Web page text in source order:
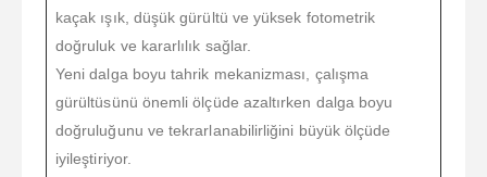
kaçak ışık, düşük gürültü ve yüksek fotometrik
doğruluk ve kararlılık sağlar.
Yeni dalga boyu tahrik mekanizması, çalışma
gürültüsünü önemli ölçüde azaltırken dalga boyu
doğruluğunu ve tekrarlanabilirliğini büyük ölçüde
iyileştiriyor.